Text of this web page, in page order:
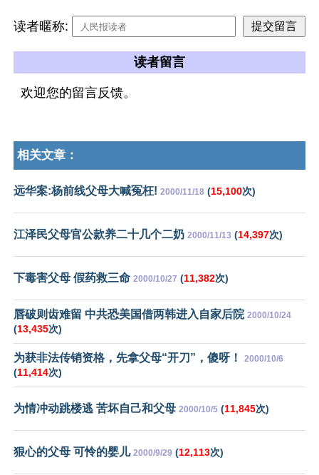
读者暱称:
读者留言
欢迎您的留言反馈。
相关文章：
远华案:杨前线父母大喊冤枉! 2000/11/18 (15,100次)
江泽民父母官公款养二十几个二奶 2000/11/13 (14,397次)
下毒害父母 假药救三命 2000/10/27 (11,382次)
唇破则齿难留 中共恐美国借两韩进入自家后院 2000/10/24
(13,435次)
为获非法传销资格，先拿父母“开刀”，傻呀！ 2000/10/6
(11,414次)
为情冲动跳楼逃 苦坏自己和父母 2000/10/5 (11,845次)
狠心的父母 可怜的婴儿 2000/9/29 (12,113次)